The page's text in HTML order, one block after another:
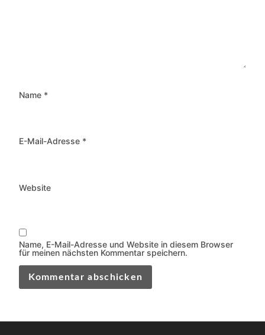
Name *
E-Mail-Adresse *
Website
Name, E-Mail-Adresse und Website in diesem Browser
für meinen nächsten Kommentar speichern.